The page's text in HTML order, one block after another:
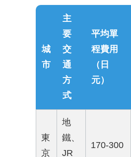
城
市
主
要
交
通
方
式
平均單
程費用
（日
元）
東
京
地
鐵、
JR
170-300